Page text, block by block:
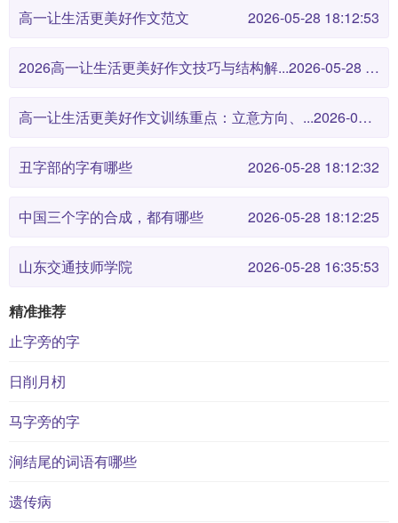
高一让生活更美好作文范文
2026-05-28 18:12:53
2026高一让生活更美好作文技巧与结构解... 2026-05-28 18:12:46
高一让生活更美好作文训练重点：立意方向、... 2026-05-28 18:12:38
丑字部的字有哪些 2026-05-28 18:12:32
中国三个字的合成，都有哪些 2026-05-28 18:12:25
山东交通技师学院 2026-05-28 16:35:53
精准推荐
止字旁的字
日削月杒
马字旁的字
涧结尾的词语有哪些
遗传病